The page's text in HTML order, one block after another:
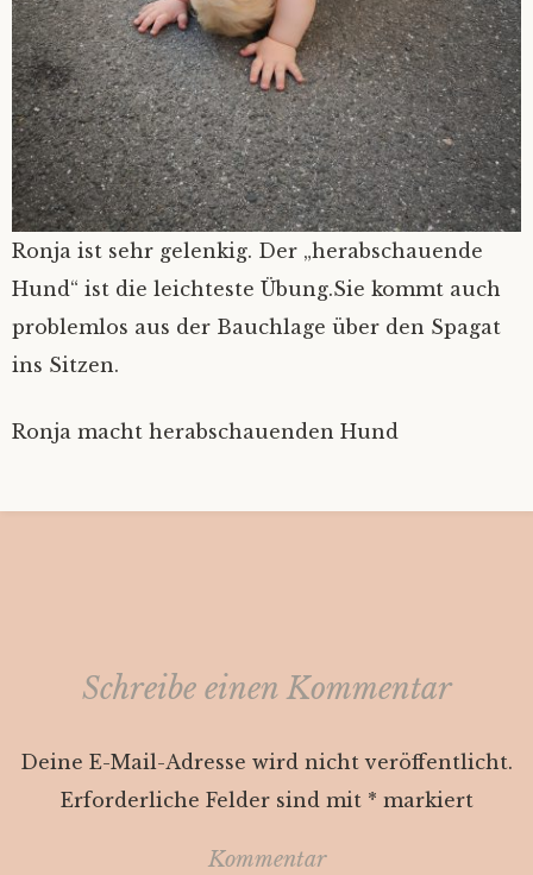
Ronja ist sehr gelenkig. Der „herabschauende
Hund“ ist die leichteste Übung.Sie kommt auch
problemlos aus der Bauchlage über den Spagat
ins Sitzen.
Ronja macht herabschauenden Hund
Schreibe einen Kommentar
Deine E-Mail-Adresse wird nicht veröffentlicht.
Erforderliche Felder sind mit * markiert
Kommentar